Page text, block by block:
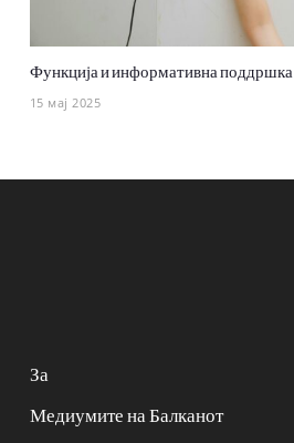
Функција и информативна поддршка
15 мај 2025
За
Медиумите на Балканот